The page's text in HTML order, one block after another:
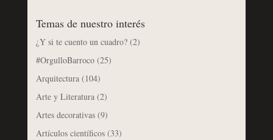
Temas de nuestro interés
¿Y si te cuento un cuadro?(2)
#OrgulloBarroco(25)
Arquitectura(104)
Arte y Literatura(2)
Artes decorativas(9)
Artículos científicos(33)